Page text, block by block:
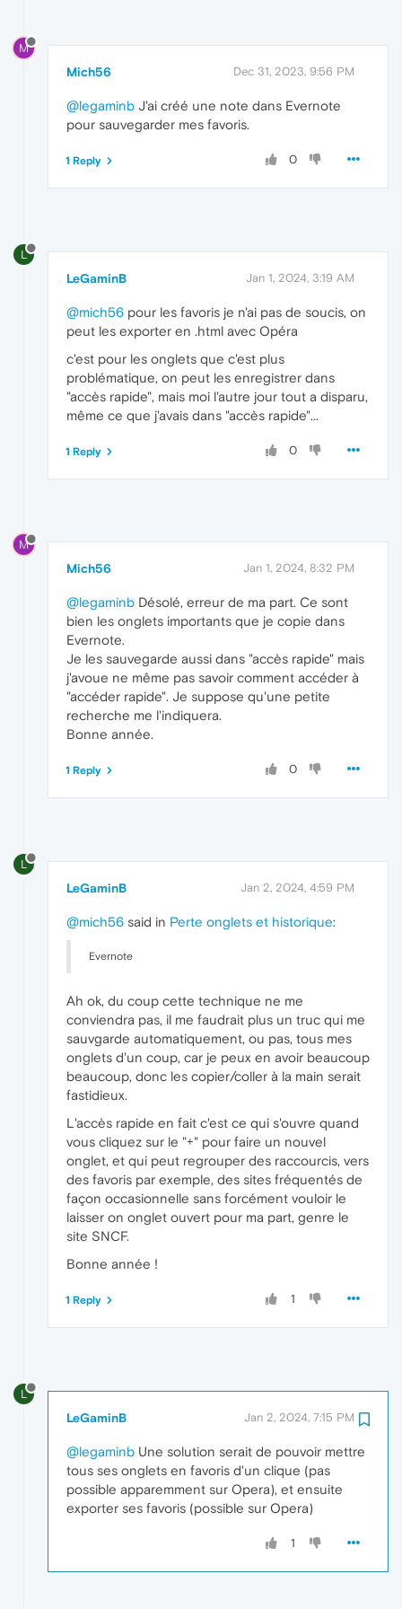
M
Mich56 Dec 31, 2023, 9:56 PM
@legaminb J'ai créé une note dans Evernote
pour sauvegarder mes favoris.
0
1 Reply
L
LeGaminB Jan 1, 2024, 3:19 AM
@mich56 pour les favoris je n'ai pas de soucis, on
peut les exporter en .html avec Opéra
c'est pour les onglets que c'est plus
problématique, on peut les enregistrer dans
"accès rapide", mais moi l'autre jour tout a disparu,
même ce que j'avais dans "accès rapide"...
0
1 Reply
M
Mich56 Jan 1, 2024, 8:32 PM
@legaminb Désolé, erreur de ma part. Ce sont
bien les onglets importants que je copie dans
Evernote.
Je les sauvegarde aussi dans "accès rapide" mais
j'avoue ne même pas savoir comment accéder à
"accéder rapide". Je suppose qu'une petite
recherche me l'indiquera.
Bonne année.
0
1 Reply
L
LeGaminB Jan 2, 2024, 4:59 PM
@mich56 said in Perte onglets et historique:
Evernote
Ah ok, du coup cette technique ne me
conviendra pas, il me faudrait plus un truc qui me
sauvgarde automatiquement, ou pas, tous mes
onglets d'un coup, car je peux en avoir beaucoup
beaucoup, donc les copier/coller à la main serait
fastidieux.
L'accès rapide en fait c'est ce qui s'ouvre quand
vous cliquez sur le "+" pour faire un nouvel
onglet, et qui peut regrouper des raccourcis, vers
des favoris par exemple, des sites fréquentés de
façon occasionnelle sans forcément vouloir le
laisser on onglet ouvert pour ma part, genre le
site SNCF.
Bonne année !
1
1 Reply
L
LeGaminB Jan 2, 2024, 7:15 PM
@legaminb Une solution serait de pouvoir mettre
tous ses onglets en favoris d'un clique (pas
possible apparemment sur Opera), et ensuite
exporter ses favoris (possible sur Opera)
1